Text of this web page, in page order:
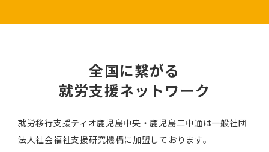
全国に繋がる
就労⽀援ネットワーク
就労移⾏⽀援ティオ⿅児島中央・鹿児島二中通は⼀般社団
法⼈社会福祉⽀援研究機構に加盟しております。